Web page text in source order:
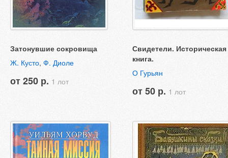
Затонувшие сокровища
Ж. Кусто, Ф. Диоле
от 250 р. 1 лот
Свидетели. Историческая
книга.
О Гурьян
от 50 р. 1 лот